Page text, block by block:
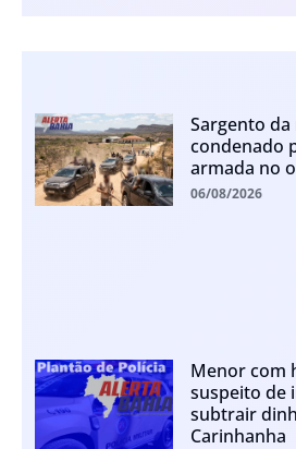
Sargento da
condenado
armada no
06/08/2026
Menor com
suspeito de
subtrair
Carinhanha